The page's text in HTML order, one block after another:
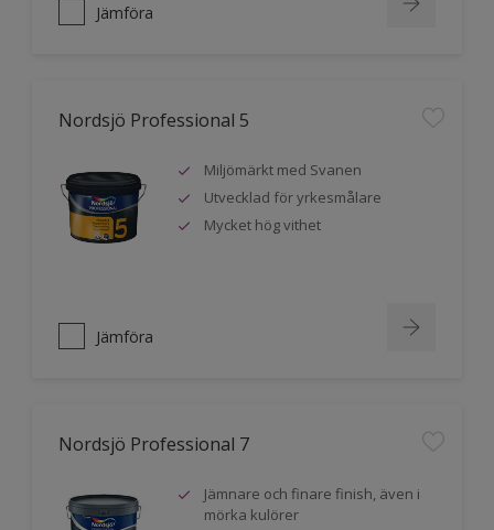
Jämföra
Nordsjö Professional 5
Miljömärkt med Svanen
Utvecklad för yrkesmålare
Mycket hög vithet
Jämföra
Nordsjö Professional 7
Jämnare och finare finish, även i
mörka kulörer